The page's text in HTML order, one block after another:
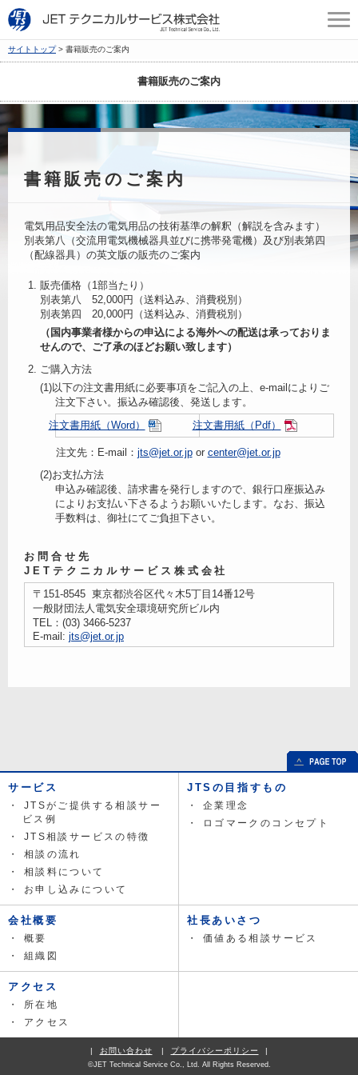
サイトトップ 書籍販売のご案内
書籍販売のご案内
書籍販売のご案内
電気用品安全法の電気用品の技術基準の解釈（解説を含みます）
別表第八（交流用電気機械器具並びに携帯発電機）及び別表第四
（配線器具）の英文版の販売のご案内
販売価格（1部当たり）
別表第八 52,000円（送料込み、消費税別）
別表第四 20,000円（送料込み、消費税別）
（国内事業者様からの申込による海外への配送は承っておりま
せんので、ご了承のほどお願い致します）
ご購入方法
以下の注文書用紙に必要事項をご記入の上、e-mailによりご
注文下さい。振込み確認後、発送します。
注文書用紙（Word）
注文書用紙（Pdf）
注文先：E-mail： jts@jet.or.jpor center@jet.or.jp
お支払方法
申込み確認後、請求書を発行しますので、銀行口座振込み
によりお支払い下さるようお願いいたします。なお、振込
手数料は、御社にてご負担下さい。
お問合せ先
JETテクニカルサービス株式会社
〒151-8545 東京都渋谷区代々木5丁目14番12号
一般財団法人電気安全環境研究所ビル内
TEL：(03) 3466-5237
E-mail: jts@jet.or.jp
サービス
JTSがご提供する相談サー
ビス例
JTS相談サービスの特徴
相談の流れ
相談料について
お申し込みについて
JTSの目指すもの
企業理念
ロゴマークのコンセプト
会社概要
概要
組織図
社長あいさつ
価値ある相談サービス
アクセス
所在地
アクセス
お問い合わせ プライバシーポリシー
©JET Technical Service Co., Ltd. All Rights Reserved.